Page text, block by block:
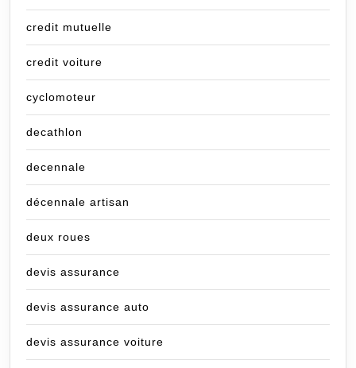
credit mutuelle
credit voiture
cyclomoteur
decathlon
decennale
décennale artisan
deux roues
devis assurance
devis assurance auto
devis assurance voiture